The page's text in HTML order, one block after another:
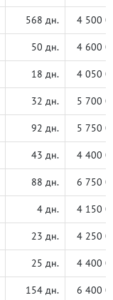
568 дн. 4 500
50 дн. 4 600
18 дн. 4 050
32 дн. 5 700
92 дн. 5 750
43 дн. 4 400
88 дн. 6 750
4 дн. 4 150
23 дн. 4 250
25 дн. 4 400
154 дн. 6 400